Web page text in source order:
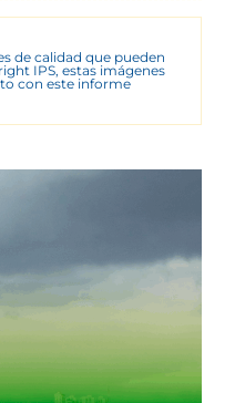
de calidad que pueden
IPS, estas imágenes
con este informe